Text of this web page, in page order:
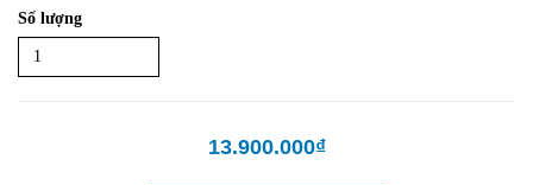
Số lượng
13.900.000₫